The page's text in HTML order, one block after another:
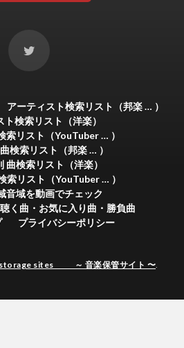
アーティスト検索リスト（邦楽 … ）
ト検索リスト（洋楽）
索リスト（YouTuber … ）
検索リスト（邦楽 … ）
曲検索リスト（洋楽）
索リスト（YouTuber … ）
音域を動画でチェック
く曲・お気に入り曲・勝負曲
プライバシーポリシー
sites ～ 音楽保管サイト 〜.